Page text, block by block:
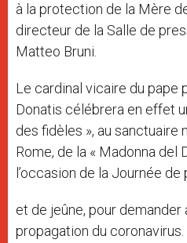
à la protection de la Mère
directeur de la Salle de
Matteo Bruni.
Le cardinal vicaire du pape
Donatis célébrera en effet
des fidèles », au sanctuaire
Rome, de la « Madonna del
l’occasion de la Journée de
et de jeûne, pour demander
propagation du coronavirus.